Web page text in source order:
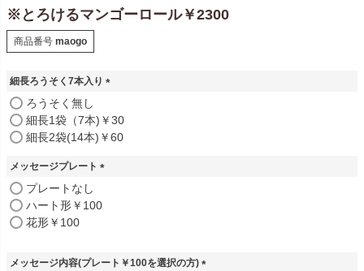
※とろけるマンゴーロール￥2300
商品番号 maogo
細長ろうそく7本入り
必
須
)
ろうそく無し
細長1袋（7本)￥30
細長2袋(14本)￥60
メッセージプレート
必
須
プレートなし
ハート形￥100
花形￥100
メッセージ内容(プレート￥100を選択の方)